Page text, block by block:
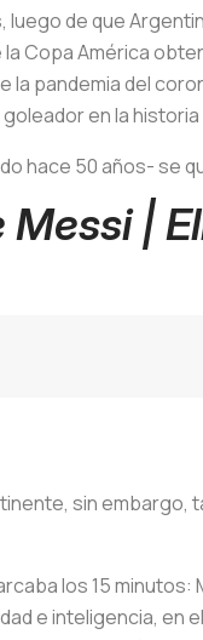
de que
Copa América
pandemia del
en la
hace 50 años- se
|
sin embargo,
los 15
e inteligencia, en